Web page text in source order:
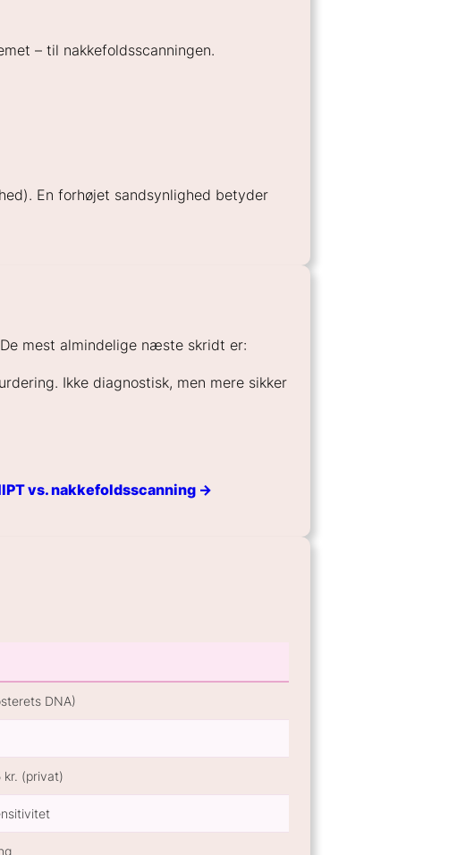
– til nakkefoldsscanningen.
En forhøjet sandsynlighed betyder
mest almindelige næste skridt er:
Ikke diagnostisk, men mere sikker
vs. nakkefoldsscanning →
DNA)
kr. (privat)